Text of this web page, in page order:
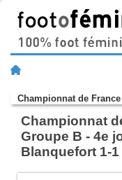
Championnat de
Championnat
Groupe B - 4e
Blanquefort 1-1